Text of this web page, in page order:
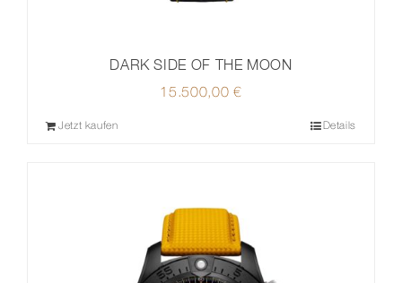
DARK SIDE OF THE MOON
15.500,00 €
Jetzt kaufen Details